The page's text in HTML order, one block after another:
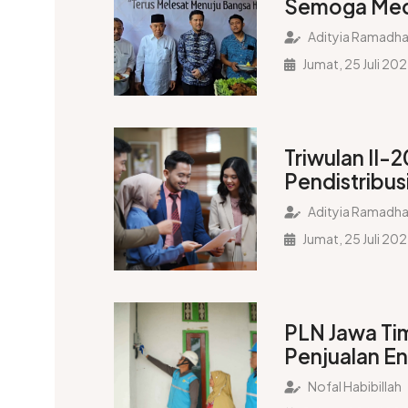
Semoga
Bangsa
Media yang
Hati
Adityia
Jumat, 25 Juli
Triwulan II-
Meningkat
Adityia
Jumat, 25 Juli
PLN Jawa
Penjualan
Mencapai
Nofal Habibillah